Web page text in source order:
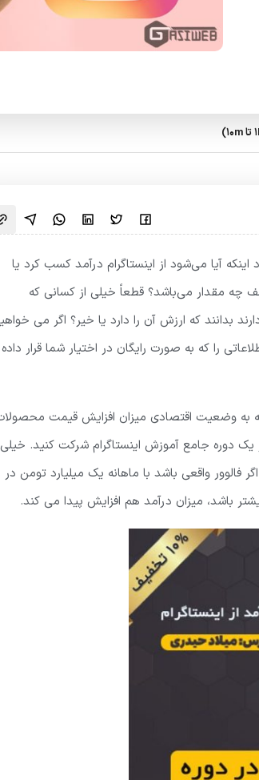
آیا می‌شود از اینستاگرام درآمد کسب کرد یا
چه مقدار می‌باشد؟ قطعاً خیلی از کسانی که
بدانند که ارزش آن را دارد یا خیر؟ اگر می
را که به صورت رایگان در اختیار شما قرار داده
به وضعیت اقتصادی میزان افزایش قیمت
دوره جامع آموزش اینستاگرام شرکت کنید. خیلی
واقعی باشد با ماهانه یک میلیارد تومن در
باشد، میزان درآمد هم افزایش پیدا می کند.